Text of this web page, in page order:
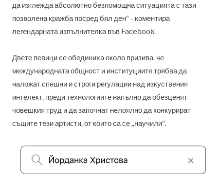
да изглежда абсолютно безпомощна ситуацията с тази
позволена кражба посред бял ден“ - коментира
легендарната изпълнителка във Facebook.
Двете певици се обединиха около призива, че
международната общност и институциите трябва да
наложат спешни и строги регулации над изкуствения
интелект, преди технологиите напълно да обезценят
човешкия труд и да започнат нелоялно да конкурират
същите тези артисти, от които са се „научили“.